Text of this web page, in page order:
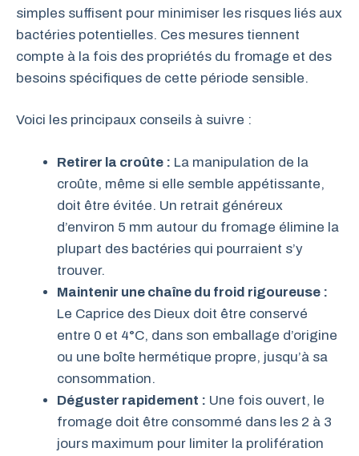
simples suffisent pour minimiser les risques liés aux
bactéries potentielles. Ces mesures tiennent
compte à la fois des propriétés du fromage et des
besoins spécifiques de cette période sensible.
Voici les principaux conseils à suivre :
Retirer la croûte : La manipulation de la
croûte, même si elle semble appétissante,
doit être évitée. Un retrait généreux
d’environ 5 mm autour du fromage élimine la
plupart des bactéries qui pourraient s’y
trouver.
Maintenir une chaîne du froid rigoureuse :
Le Caprice des Dieux doit être conservé
entre 0 et 4°C, dans son emballage d’origine
ou une boîte hermétique propre, jusqu’à sa
consommation.
Déguster rapidement : Une fois ouvert, le
fromage doit être consommé dans les 2 à 3
jours maximum pour limiter la prolifération